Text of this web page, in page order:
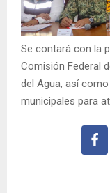
Se contará con la
Comisión Federal
del Agua, así
municipales para